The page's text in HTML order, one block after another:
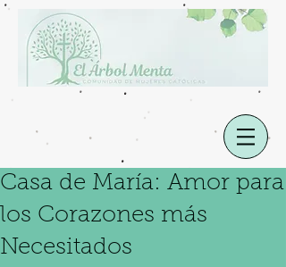
Casa de María: Amor para
los Corazones más
Necesitados